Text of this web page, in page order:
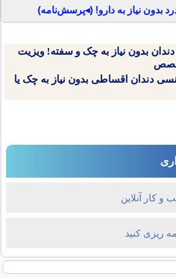
بدون نیاز به دارو! (◂پرسش‌نامه)
بدون نیاز به چک و سفته! ویزیت
دندان اقساطی بدون نیاز به چک یا
کار آنلاین
ریزی کنید